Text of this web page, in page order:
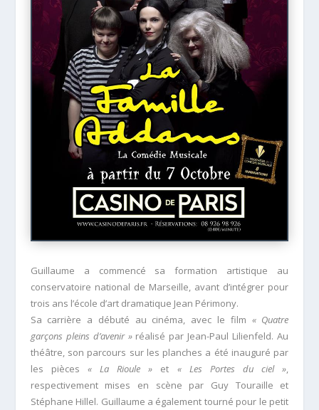
Guillaume a commencé sa formation artistique au
conservatoire national de Marseille, avant d’intégrer pour
trois ans l’école d’art dramatique Jean Périmony.
Sa carrière a débuté au cinéma, avec le film « Quatre
garçons pleins d’avenir »réalisé par Jean-Paul Lilienfeld. Au
théâtre, son parcours sur les planches a été inauguré par
les pièces « La Rioule » et « Les Portes du ciel »,
respectivement mises en scène par Guy Touraille et
Stéphane Hillel. Guillaume a également tourné pour le petit